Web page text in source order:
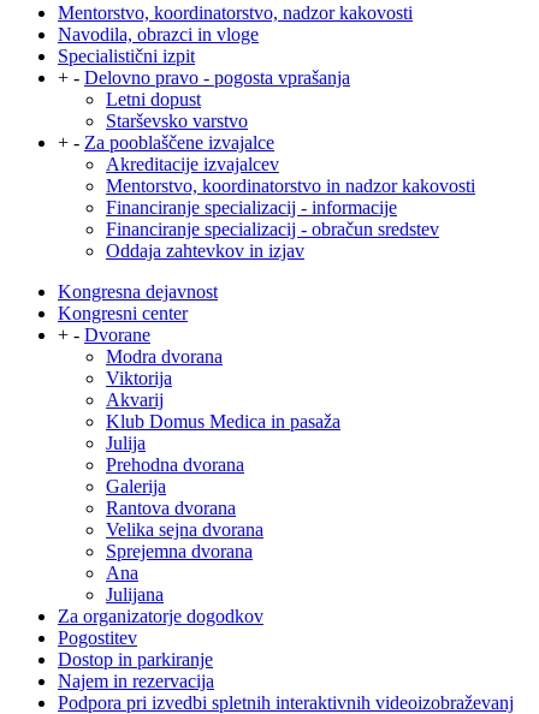
Mentorstvo, koordinatorstvo, nadzor kakovosti
Navodila, obrazci in vloge
Specialistični izpit
+ - Delovno pravo - pogosta vprašanja
Letni dopust
Starševsko varstvo
+ - Za pooblaščene izvajalce
Akreditacije izvajalcev
Mentorstvo, koordinatorstvo in nadzor kakovosti
Financiranje specializacij - informacije
Financiranje specializacij - obračun sredstev
Oddaja zahtevkov in izjav
Kongresna dejavnost
Kongresni center
+ - Dvorane
Modra dvorana
Viktorija
Akvarij
Klub Domus Medica in pasaža
Julija
Prehodna dvorana
Galerija
Rantova dvorana
Velika sejna dvorana
Sprejemna dvorana
Ana
Julijana
Za organizatorje dogodkov
Pogostitev
Dostop in parkiranje
Najem in rezervacija
Podpora pri izvedbi spletnih interaktivnih videoizobraževanj